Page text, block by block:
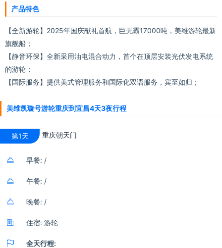
不同的长江游船体验。
产品特色
【全新游轮】2025年国庆献礼首航，巨无霸17000吨，美维游轮最新
旗舰船；
【静音环保】全新采用油电混合动力，首个在顶层安装光伏发电系统
的游轮；
【国际服务】提供美式管理服务和国际化双语服务，宾至如归；
美维凯璇号游轮重庆到宜昌4天3夜行程
第1天 重庆朝天门
 早餐: /
 午餐: /
 晚餐: /
 住宿: 游轮
 全天行程: